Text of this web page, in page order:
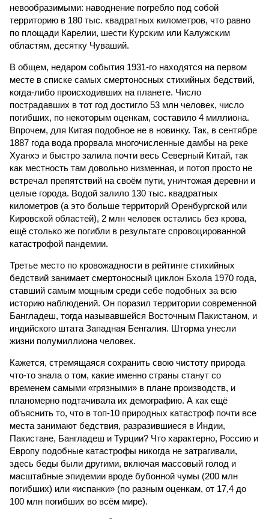
невообразимыми: наводнение погребло под собой
территорию в 180 тыс. квадратных километров, что равно
по площади Карелии, шести Курским или Калужским
областям, десятку Чуваший.
В общем, недаром события 1931-го находятся на первом
месте в списке самых смертоносных стихийных бедствий,
когда-либо происходивших на планете. Число
пострадавших в тот год достигло 53 млн человек, число
погибших, по некоторым оценкам, составило 4 миллиона.
Впрочем, для Китая подобное не в новинку. Так, в сентябре
1887 года вода прорвала многочисленные дамбы на реке
Хуанхэ и быстро залила почти весь Северный Китай, так
как местность там довольно низменная, и потоп просто не
встречал препятствий на своём пути, уничтожая деревни и
целые города. Водой залило 130 тыс. квадратных
километров (а это больше территорий Оренбургской или
Кировской областей), 2 млн человек остались без крова,
ещё столько же погибли в результате спровоцированной
катастрофой пандемии.
Третье место по кровожадности в рейтинге стихийных
бедствий занимает смертоносный циклон Бхола 1970 года,
ставший самым мощным среди себе подобных за всю
историю наблюдений. Он поразил территории современной
Бангладеш, тогда называвшейся Восточным Пакистаном, и
индийского штата Западная Бенгалия. Шторма унесли
жизни полумиллиона человек.
Кажется, стремящаяся сохранить свою чистоту природа
что-то знала о том, какие именно страны станут со
временем самыми «грязными» в плане производств, и
планомерно подтачивала их демографию. А как ещё
объяснить то, что в топ-10 природных катастроф почти все
места занимают бедствия, разразившиеся в Индии,
Пакистане, Бангладеш и Турции? Что характерно, Россию и
Европу подобные катастрофы никогда не затрагивали,
здесь беды были другими, включая массовый голод и
масштабные эпидемии вроде бубонной чумы (200 млн
погибших) или «испанки» (по разным оценкам, от 17,4 до
100 млн погибших во всём мире).